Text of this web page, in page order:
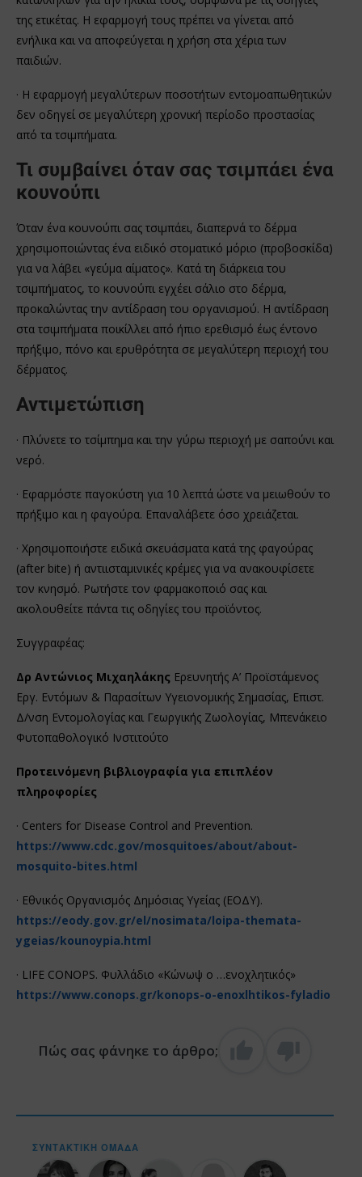
της ετικέτας. Η εφαρμογή τους πρέπει να γίνεται από
ενήλικα και να αποφεύγεται η χρήση στα χέρια των
παιδιών.
· Η εφαρμογή μεγαλύτερων ποσοτήτων εντομοαπωθητικών
δεν οδηγεί σε μεγαλύτερη χρονική περίοδο προστασίας
από τα τσιμπήματα.
Τι συμβαίνει όταν σας τσιμπάει ένα
κουνούπι
Όταν ένα κουνούπι σας τσιμπάει, διαπερνά το δέρμα
χρησιμοποιώντας ένα ειδικό στοματικό μόριο (προβοσκίδα)
για να λάβει «γεύμα αίματος». Κατά τη διάρκεια του
τσιμπήματος, το κουνούπι εγχέει σάλιο στο δέρμα,
προκαλώντας την αντίδραση του οργανισμού. Η αντίδραση
στα τσιμπήματα ποικίλλει από ήπιο ερεθισμό έως έντονο
πρήξιμο, πόνο και ερυθρότητα σε μεγαλύτερη περιοχή του
δέρματος.
Αντιμετώπιση
· Πλύνετε το τσίμπημα και την γύρω περιοχή με σαπούνι και
νερό.
· Εφαρμόστε παγοκύστη για 10 λεπτά ώστε να μειωθούν το
πρήξιμο και η φαγούρα. Επαναλάβετε όσο χρειάζεται.
· Χρησιμοποιήστε ειδικά σκευάσματα κατά της φαγούρας
(after bite) ή αντιισταμινικές κρέμες για να ανακουφίσετε
τον κνησμό. Ρωτήστε τον φαρμακοποιό σας και
ακολουθείτε πάντα τις οδηγίες του προϊόντος.
Συγγραφέας:
Δρ Αντώνιος Μιχαηλάκης Ερευνητής Α’ Προϊστάμενος
Εργ. Εντόμων & Παρασίτων Υγειονομικής Σημασίας, Επιστ.
Δ/νση Εντομολογίας και Γεωργικής Ζωολογίας, Μπενάκειο
Φυτοπαθολογικό Ινστιτούτο
Προτεινόμενη βιβλιογραφία για επιπλέον
πληροφορίες
· Centers for Disease Control and Prevention.
https://www.cdc.gov/mosquitoes/about/about-
mosquito-bites.html
· Εθνικός Οργανισμός Δημόσιας Υγείας (ΕΟΔΥ).
https://eody.gov.gr/el/nosimata/loipa-themata-
ygeias/kounoypia.html
· LIFE CONOPS. Φυλλάδιο «Κώνωψ ο …ενοχλητικός»
https://www.conops.gr/konops-o-enoxlhtikos-fyladio
Πώς σας φάνηκε το άρθρο;
ΣΥΝΤΑΚΤΙΚΉ ΟΜΆΔΑ